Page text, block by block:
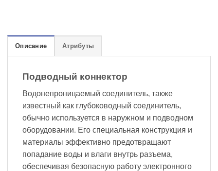
Описание Атрибуты
Подводный коннектор
Водонепроницаемый соединитель, также
известный как глубоководный соединитель,
обычно используется в наружном и подводном
оборудовании. Его специальная конструкция и
материалы эффективно предотвращают
попадание воды и влаги внутрь разъема,
обеспечивая безопасную работу электронного